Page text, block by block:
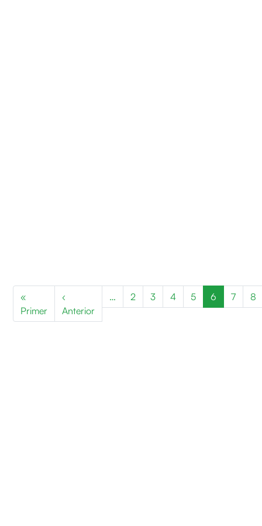
Paginació
«
PrimerPrimera pàgina
‹
AnteriorPàgina anterior
… 2 3 4 5 6 7 8